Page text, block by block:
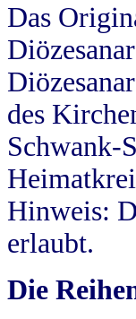
Das
des
Schwank-
Hinweis:
erlaubt.
Die